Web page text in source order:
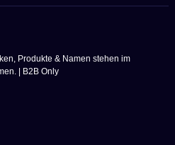
Produkte & Namen stehen im
| B2B Only